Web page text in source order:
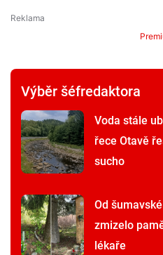
Výběr šéfredaktora
Voda stále
řece Otavě
sucho
Od
zmizelo
lékaře